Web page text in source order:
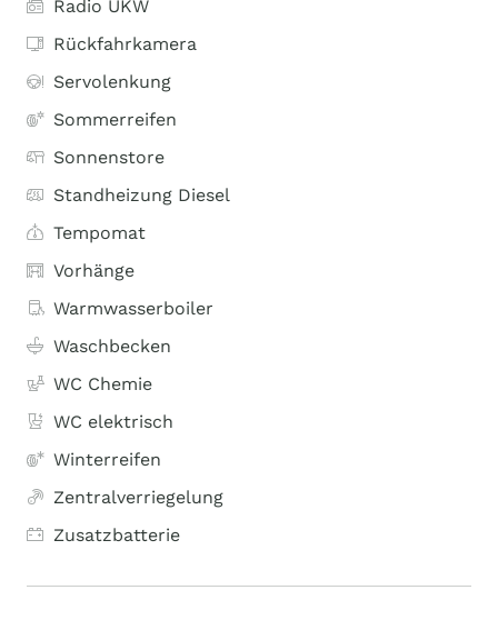
Radio UKW
Rückfahrkamera
Servolenkung
Sommerreifen
Sonnenstore
Standheizung Diesel
Tempomat
Vorhänge
Warmwasserboiler
Waschbecken
WC Chemie
WC elektrisch
Winterreifen
Zentralverriegelung
Zusatzbatterie